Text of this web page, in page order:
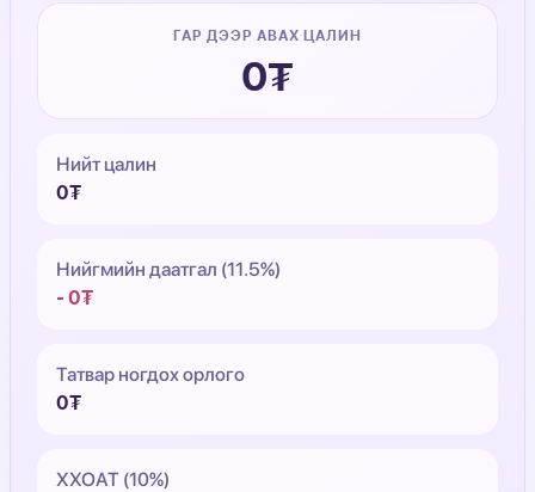
ГАР ДЭЭР АВАХ ЦАЛИН
0₮
Нийт цалин
0₮
Нийгмийн даатгал (11.5%)
- 0₮
Татвар ногдох орлого
0₮
ХХОАТ (10%)